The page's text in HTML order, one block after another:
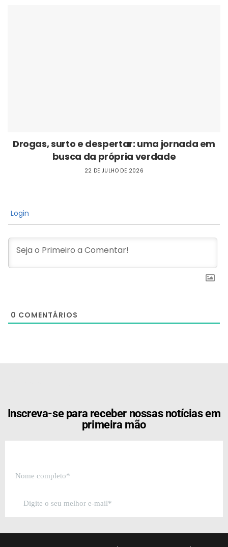
Drogas, surto e despertar: uma jornada em
busca da própria verdade
22 DE JULHO DE 2026
Login
0 COMENTÁRIOS
Inscreva-se para receber nossas notícias em
primeira mão